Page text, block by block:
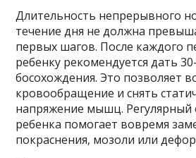
Длительность непрерывного
течение дня не должна
первых шагов. После каждого
ребенку рекомендуется дать
босохождения. Это позволяет
кровообращение и снять
напряжение мышц. Регулярный
ребенка помогает вовремя
покраснения, мозоли или